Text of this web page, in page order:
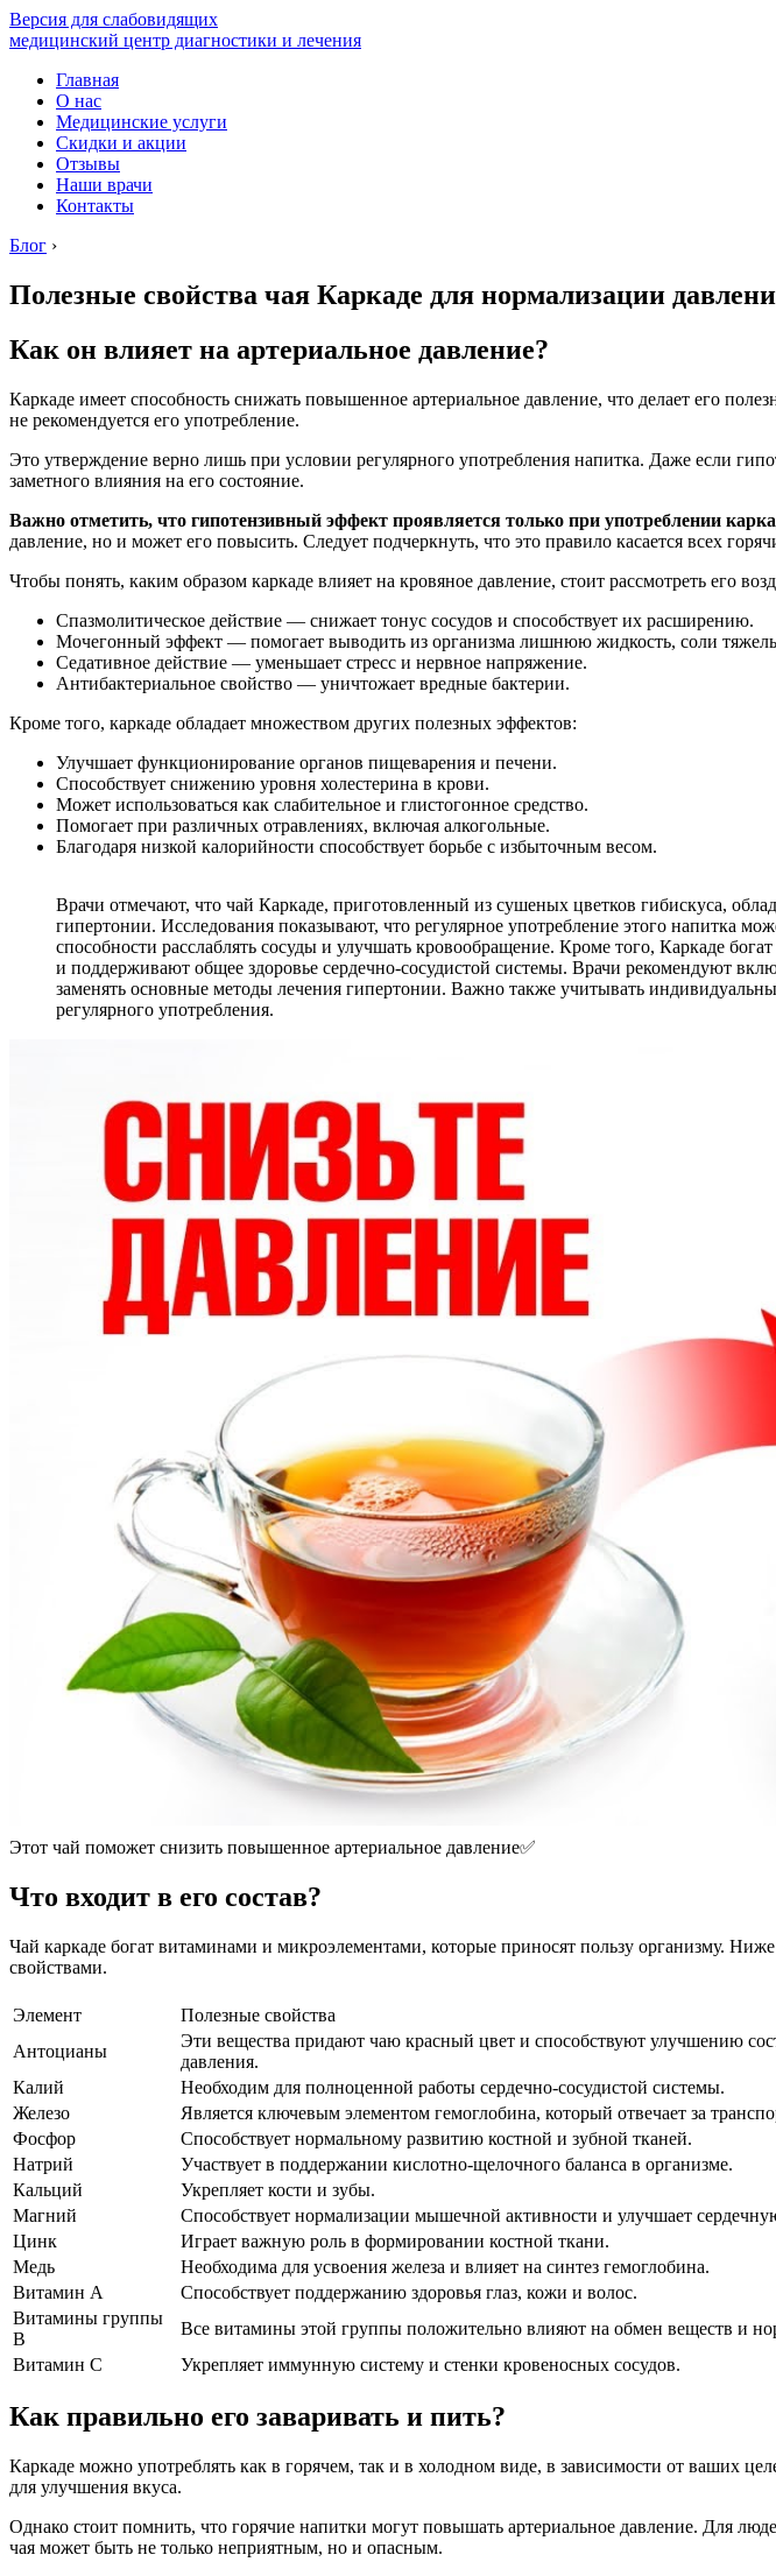
Версия для слабовидящих
медицинский центр диагностики и лечения
Главная
О нас
Медицинские услуги
Скидки и акции
Отзывы
Наши врачи
Контакты
Блог ›
Полезные свойства чая Каркаде для нормализации
Как он влияет на артериальное давление?
Каркаде имеет способность снижать повышенное артериальное давление, что делает его
не рекомендуется его употребление.
Это утверждение верно лишь при условии регулярного употребления напитка. Даже если
заметного влияния на его состояние.
Важно отметить, что гипотензивный эффект проявляется только при употреблении
давление, но и может его повысить. Следует подчеркнуть, что это правило касается всех
Чтобы понять, каким образом каркаде влияет на кровяное давление, стоит рассмотреть его
Спазмолитическое действие — снижает тонус сосудов и способствует их расширению.
Мочегонный эффект — помогает выводить из организма лишнюю жидкость, соли
Седативное действие — уменьшает стресс и нервное напряжение.
Антибактериальное свойство — уничтожает вредные бактерии.
Кроме того, каркаде обладает множеством других полезных эффектов:
Улучшает функционирование органов пищеварения и печени.
Способствует снижению уровня холестерина в крови.
Может использоваться как слабительное и глистогонное средство.
Помогает при различных отравлениях, включая алкогольные.
Благодаря низкой калорийности способствует борьбе с избыточным весом.
Врачи отмечают, что чай Каркаде, приготовленный из сушеных цветков гибискуса,
гипертонии. Исследования показывают, что регулярное употребление этого напитка
способности расслаблять сосуды и улучшать кровообращение. Кроме того, Каркаде
и поддерживают общее здоровье сердечно-сосудистой системы. Врачи рекомендуют
заменять основные методы лечения гипертонии. Важно также учитывать
регулярного употребления.
Этот чай поможет снизить повышенное артериальное давление✅
Что входит в его состав?
Чай каркаде богат витаминами и микроэлементами, которые приносят пользу организму.
свойствами.
Элемент
Полезные свойства
Антоцианы
Эти вещества придают чаю красный цвет и способствуют улучшению
давления.
Калий
Необходим для полноценной работы сердечно-сосудистой системы.
Железо
Является ключевым элементом гемоглобина, который отвечает за
Фосфор
Способствует нормальному развитию костной и зубной тканей.
Натрий
Участвует в поддержании кислотно-щелочного баланса в организме.
Кальций
Укрепляет кости и зубы.
Магний
Способствует нормализации мышечной активности и улучшает
Цинк
Играет важную роль в формировании костной ткани.
Медь
Необходима для усвоения железа и влияет на синтез гемоглобина.
Витамин А
Способствует поддержанию здоровья глаз, кожи и волос.
Витамины группы
В
Все витамины этой группы положительно влияют на обмен веществ и
Витамин С
Укрепляет иммунную систему и стенки кровеносных сосудов.
Как правильно его заваривать и пить?
Каркаде можно употреблять как в горячем, так и в холодном виде, в зависимости от ваших
для улучшения вкуса.
Однако стоит помнить, что горячие напитки могут повышать артериальное давление. Для
чая может быть не только неприятным, но и опасным.